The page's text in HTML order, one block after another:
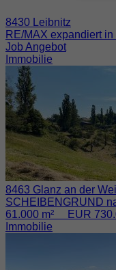
8430 Leibnitz
RE/MAX expandiert
Job Angebot
Immobilie
8463 Glanz an der
SCHEIBENGRUND
61.000 m² EUR
Immobilie